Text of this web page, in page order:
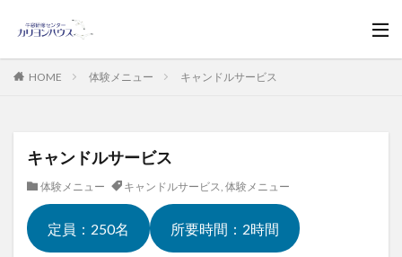
HOME 体験メニュー キャンドルサービス
キャンドルサービス
体験メニュー キャンドルサービス, 体験メニュー
定員：250名 所要時間：2時間